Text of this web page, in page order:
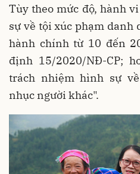
Tùy theo mức độ, hành
sự về tội xúc phạm danh
hành chính từ 10 đến
định 15/2020/NĐ-CP;
trách nhiệm hình sự
nhục người khác".